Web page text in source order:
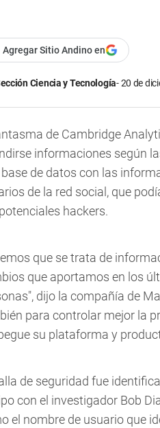
Agregar Sitio Andino en
Ciencia y Tecnología 20 de
de Cambridge
informaciones según
de datos con las
de la red social, que
hackers.
que se trata de
que aportamos en los
dijo la compañía de
para controlar mejor la
su plataforma y
de seguridad fue
con el investigador Bob
el nombre de usuario que